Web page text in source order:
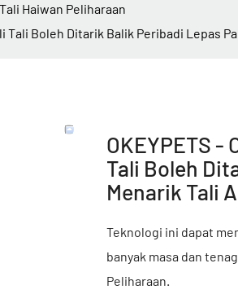
Tali Haiwan Peliharaan
Tali Boleh Ditarik Balik Peribadi Lepas
OKEYPETS -
Tali Boleh
Menarik Tali
Teknologi ini dapat
banyak masa dan
Peliharaan.